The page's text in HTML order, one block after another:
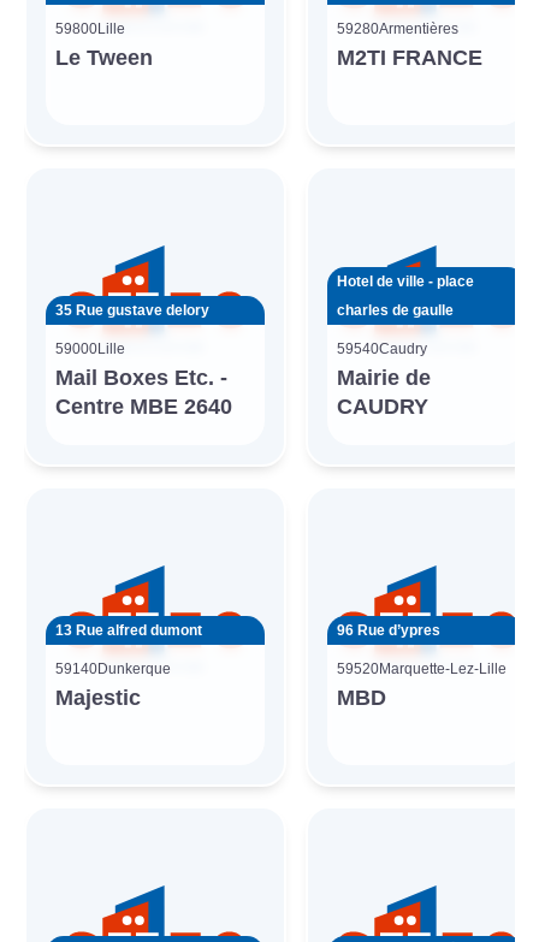
59800Lille
Le Tween
59280Armentières
M2TI FRANCE
35 Rue gustave delory
59000Lille
Mail Boxes Etc. -
Centre MBE 2640
Hotel de ville - place
charles de gaulle
59540Caudry
Mairie de
CAUDRY
13 Rue alfred dumont
59140Dunkerque
Majestic
96 Rue d’ypres
59520Marquette-Lez-Lille
MBD